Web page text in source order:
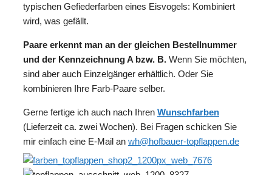
typischen Gefiederfarben eines Eisvogels: Kombiniert
wird, was gefällt.
Paare erkennt man an der gleichen Bestellnummer
und der Kennzeichnung A bzw. B. Wenn Sie möchten,
sind aber auch Einzelgänger erhältlich. Oder Sie
kombinieren Ihre Farb-Paare selber.
Gerne fertige ich auch nach Ihren Wunschfarben
(Lieferzeit ca. zwei Wochen). Bei Fragen schicken Sie
mir einfach eine E-Mail an wh@hofbauer-topflappen.de